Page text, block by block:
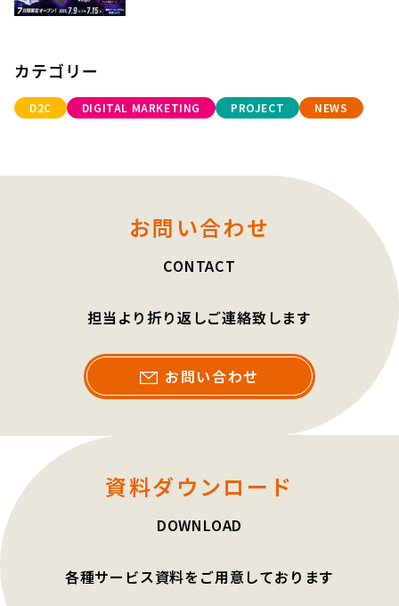
カテゴリー
D2C DIGITAL MARKETING PROJECT NEWS
お問い合わせ
CONTACT
担当より折り返しご連絡致します
お問い合わせ
資料ダウンロード
DOWNLOAD
各種サービス資料をご用意しております